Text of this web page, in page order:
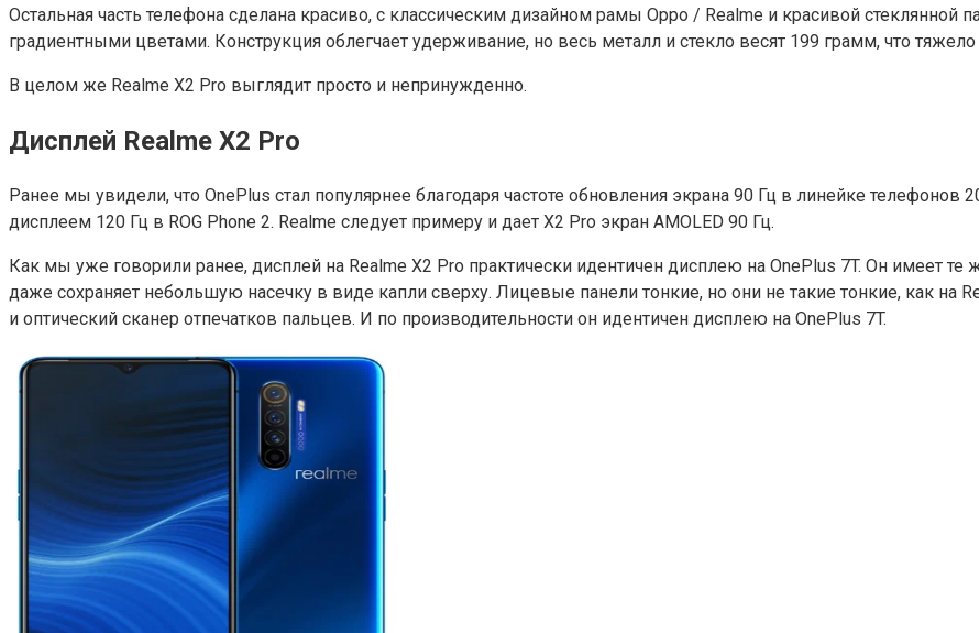
Остальная часть телефона сделана красиво, с классическим дизайном рамы Oppo / Realme и красивой стеклянной
градиентными цветами. Конструкция облегчает удерживание, но весь металл и стекло весят 199 грамм, что
В целом же Realme X2 Pro выглядит просто и непринужденно.
Дисплей Realme X2 Pro
Ранее мы увидели, что OnePlus стал популярнее благодаря частоте обновления экрана 90 Гц в линейке телефонов
дисплеем 120 Гц в ROG Phone 2. Realme следует примеру и дает X2 Pro экран AMOLED 90 Гц.
Как мы уже говорили ранее, дисплей на Realme X2 Pro практически идентичен дисплею на OnePlus 7T. Он имеет
даже сохраняет небольшую насечку в виде капли сверху. Лицевые панели тонкие, но они не такие тонкие, как на
и оптический сканер отпечатков пальцев. И по производительности он идентичен дисплею на OnePlus 7T.